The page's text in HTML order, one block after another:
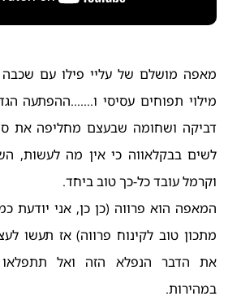
מאפה מושלם של עליי פילו עם
מילוי תפוחים עסיסי ו…….ההפתעה
דביקה ושחומה שבעצם מחליפה את
לשים בבקלאווה כי אין מה לעשות,
וקרמל עובד כל-כך טוב ביחד.
המאפה הוא פרווה (כן כן, אני יודעת
מתכון טוב לקינוח פרווה) אז תעשו
את הדבר הנפלא הזה ואל
במהירות.